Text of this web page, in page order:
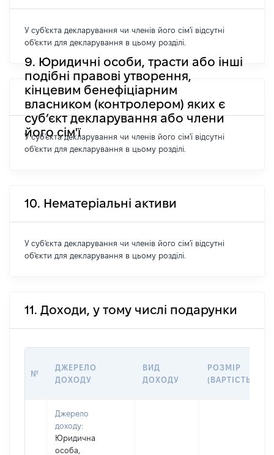
У суб'єкта декларування чи членів його сім'ї відсутні
об'єкти для декларування в цьому розділі.
9. Юридичні особи, трасти або інші
подібні правові утворення,
кінцевим бенефіціарним
власником (контролером) яких є
суб’єкт декларування або члени
його сім'ї
У суб'єкта декларування чи членів його сім'ї відсутні
об'єкти для декларування в цьому розділі.
10. Нематеріальні активи
У суб'єкта декларування чи членів його сім'ї відсутні
об'єкти для декларування в цьому розділі.
11. Доходи, у тому числі подарунки
№
ДЖЕРЕЛО
ДОХОДУ
ВИД
ДОХОДУ
РОЗМІР
(ВАРТІСТЬ)
Джерело
доходу:
Юридична
особа,